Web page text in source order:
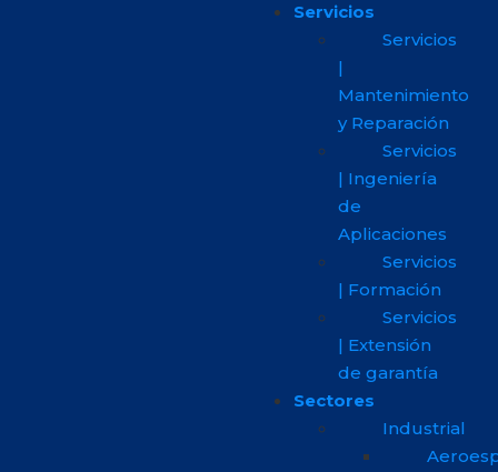
Servicios
Servicios
|
Mantenimiento
y Reparación
Servicios
| Ingeniería
de
Aplicaciones
Servicios
| Formación
Servicios
| Extensión
de garantía
Sectores
Industrial